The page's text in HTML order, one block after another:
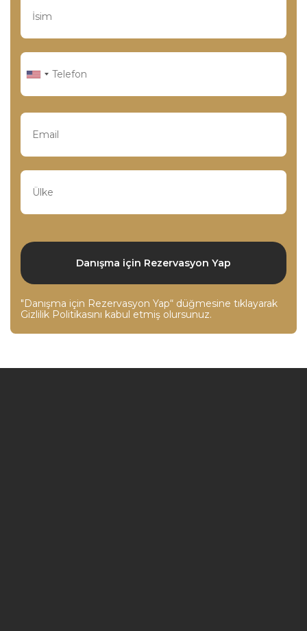
"Danışma için Rezervasyon Yap“ düğmesine tıklayarak
Gizlilik Politikasını kabul etmiş olursunuz.